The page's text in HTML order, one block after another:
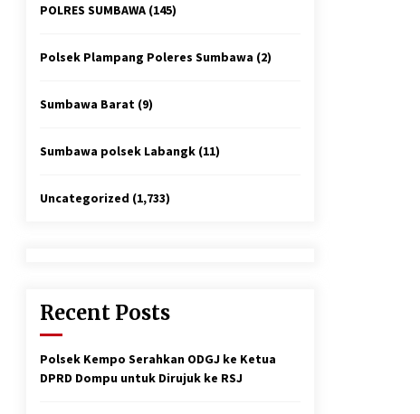
POLRES SUMBAWA (145)
Polsek Plampang Poleres Sumbawa (2)
Sumbawa Barat (9)
Sumbawa polsek Labangk (11)
Uncategorized (1,733)
Recent Posts
Polsek Kempo Serahkan ODGJ ke Ketua
DPRD Dompu untuk Dirujuk ke RSJ